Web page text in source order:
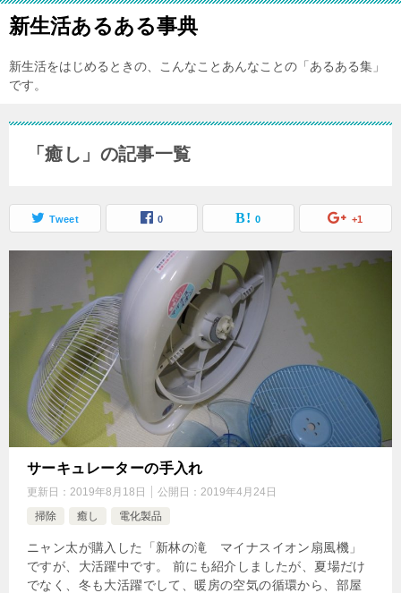
新生活あるある事典
新生活をはじめるときの、こんなことあんなことの「あるある集」
です。
「癒し」の記事一覧
Tweet 0 0 +1
サーキュレーターの手入れ
更新日： 2019年8月18日 公開日： 2019年4月24日
掃除
癒し 電化製品
ニャン太が購入した「新林の滝 マイナスイオン扇風機」
ですが、大活躍中です。 前にも紹介しましたが、夏場だけ
でなく、冬も大活躍でして、暖房の空気の循環から、部屋